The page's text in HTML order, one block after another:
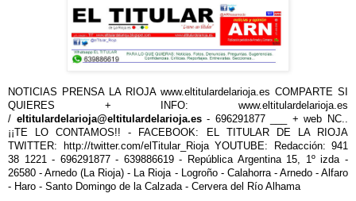
NOTICIAS PRENSA LA RIOJA www.eltitulardelarioja.es COMPARTE SI
QUIERES + INFO: www.eltitulardelarioja.es
/ eltitulardelarioja@eltitulardelarioja.es- 696291877 ___ + web NC..
¡¡TE LO CONTAMOS!! - FACEBOOK: EL TITULAR DE LA RIOJA
TWITTER: http://twitter.com/elTitular_Rioja YOUTUBE: Redacción: 941
38 1221 - 696291877 - 639886619 - República Argentina 15, 1º izda -
26580 - Arnedo (La Rioja) - La Rioja - Logroño - Calahorra - Arnedo - Alfaro
- Haro - Santo Domingo de la Calzada - Cervera del Río Alhama